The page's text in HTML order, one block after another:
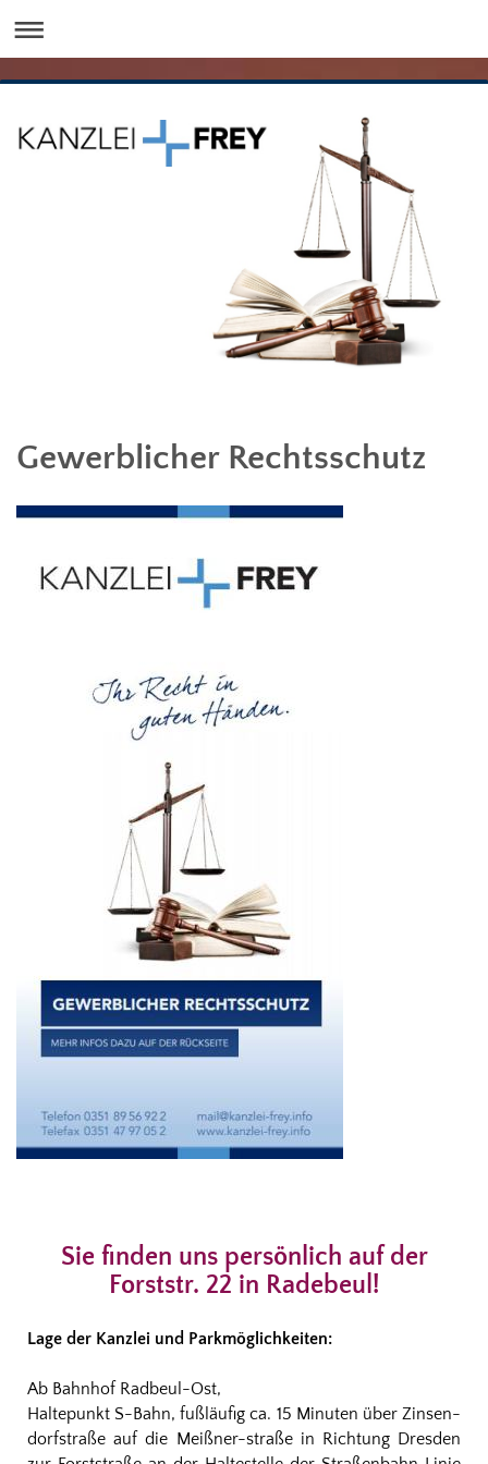
Gewerblicher Rechtsschutz
Sie finden uns persönlich auf der
Forststr. 22 in Radebeul!
Lage der Kanzlei und Parkmöglichkeiten:
Ab Bahnhof Radbeul-Ost,
Haltepunkt S-Bahn, fußläufig ca. 15 Minuten über Zinsen-
dorfstraße auf die Meißner-straße in Richtung Dresden